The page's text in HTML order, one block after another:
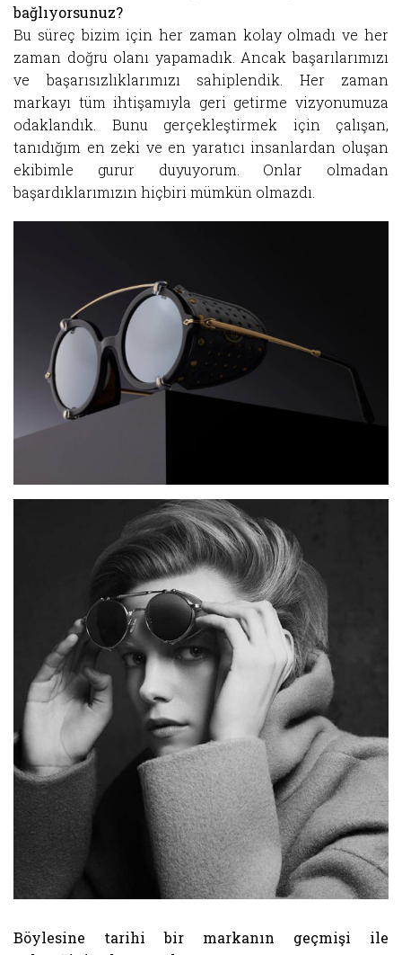
bağlıyorsunuz?
Bu süreç bizim için her zaman kolay olmadı ve her
zaman doğru olanı yapamadık. Ancak başarılarımızı
ve başarısızlıklarımızı sahiplendik. Her zaman
markayı tüm ihtişamıyla geri getirme vizyonumuza
odaklandık. Bunu gerçekleştirmek için çalışan,
tanıdığım en zeki ve en yaratıcı insanlardan oluşan
ekibimle gurur duyuyorum. Onlar olmadan
başardıklarımızın hiçbiri mümkün olmazdı.
Böylesine tarihi bir markanın geçmişi ile